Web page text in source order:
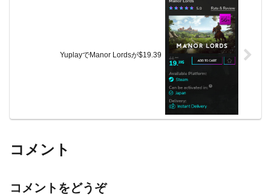
YuplayでManor Lordsが$19.39
コメント
コメントをどうぞ